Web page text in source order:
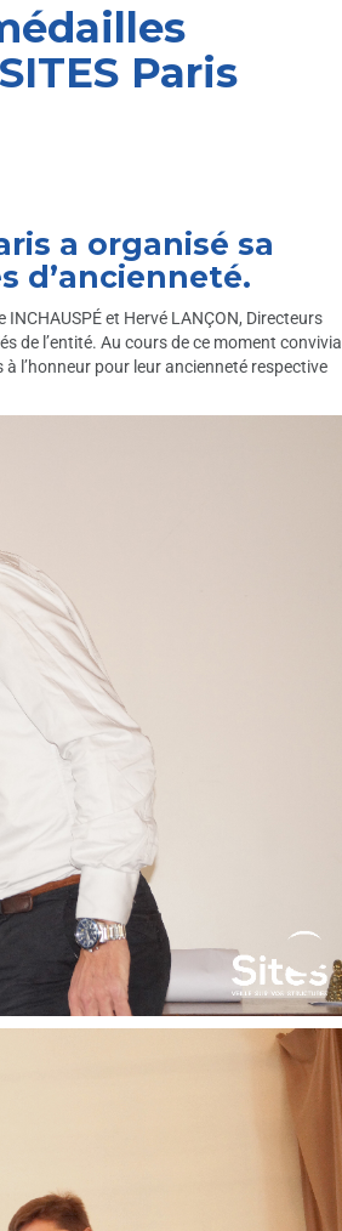
Paris
a organisé sa
d’ancienneté.
et Hervé LANÇON, Directeurs
de l’entité. Au cours de ce moment convivial
l’honneur pour leur ancienneté respective